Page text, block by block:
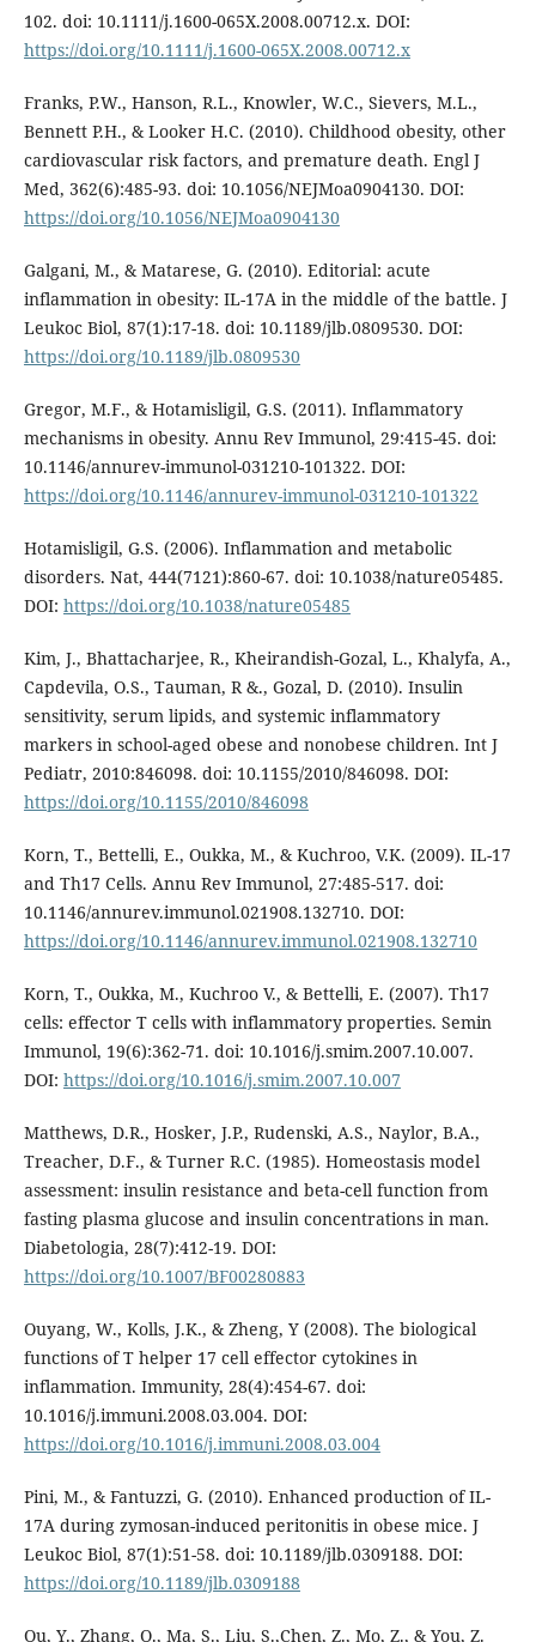
102. doi: 10.1111/j.1600-065X.2008.00712.x. DOI:
https://doi.org/10.1111/j.1600-065X.2008.00712.x
Franks, P.W., Hanson, R.L., Knowler, W.C., Sievers, M.L.,
Bennett P.H., & Looker H.C. (2010). Childhood obesity, other
cardiovascular risk factors, and premature death. Engl J
Med, 362(6):485-93. doi: 10.1056/NEJMoa0904130. DOI:
https://doi.org/10.1056/NEJMoa0904130
Galgani, M., & Matarese, G. (2010). Editorial: acute
inflammation in obesity: IL-17A in the middle of the battle. J
Leukoc Biol, 87(1):17-18. doi: 10.1189/jlb.0809530. DOI:
https://doi.org/10.1189/jlb.0809530
Gregor, M.F., & Hotamisligil, G.S. (2011). Inflammatory
mechanisms in obesity. Annu Rev Immunol, 29:415-45. doi:
10.1146/annurev-immunol-031210-101322. DOI:
https://doi.org/10.1146/annurev-immunol-031210-101322
Hotamisligil, G.S. (2006). Inflammation and metabolic
disorders. Nat, 444(7121):860-67. doi: 10.1038/nature05485.
DOI: https://doi.org/10.1038/nature05485
Kim, J., Bhattacharjee, R., Kheirandish-Gozal, L., Khalyfa, A.,
Capdevila, O.S., Tauman, R &., Gozal, D. (2010). Insulin
sensitivity, serum lipids, and systemic inflammatory
markers in school-aged obese and nonobese children. Int J
Pediatr, 2010:846098. doi: 10.1155/2010/846098. DOI:
https://doi.org/10.1155/2010/846098
Korn, T., Bettelli, E., Oukka, M., & Kuchroo, V.K. (2009). IL-17
and Th17 Cells. Annu Rev Immunol, 27:485-517. doi:
10.1146/annurev.immunol.021908.132710. DOI:
https://doi.org/10.1146/annurev.immunol.021908.132710
Korn, T., Oukka, M., Kuchroo V., & Bettelli, E. (2007). Th17
cells: effector T cells with inflammatory properties. Semin
Immunol, 19(6):362-71. doi: 10.1016/j.smim.2007.10.007.
DOI: https://doi.org/10.1016/j.smim.2007.10.007
Matthews, D.R., Hosker, J.P., Rudenski, A.S., Naylor, B.A.,
Treacher, D.F., & Turner R.C. (1985). Homeostasis model
assessment: insulin resistance and beta-cell function from
fasting plasma glucose and insulin concentrations in man.
Diabetologia, 28(7):412-19. DOI:
https://doi.org/10.1007/BF00280883
Ouyang, W., Kolls, J.K., & Zheng, Y (2008). The biological
functions of T helper 17 cell effector cytokines in
inflammation. Immunity, 28(4):454-67. doi:
10.1016/j.immuni.2008.03.004. DOI:
https://doi.org/10.1016/j.immuni.2008.03.004
Pini, M., & Fantuzzi, G. (2010). Enhanced production of IL-
17A during zymosan-induced peritonitis in obese mice. J
Leukoc Biol, 87(1):51-58. doi: 10.1189/jlb.0309188. DOI:
https://doi.org/10.1189/jlb.0309188
Qu, Y., Zhang, Q., Ma, S., Liu, S.,Chen, Z., Mo, Z., & You, Z.